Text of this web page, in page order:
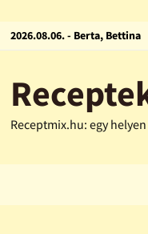
2026.08.06. - Berta, Bettina
Receptmix.hu: egy